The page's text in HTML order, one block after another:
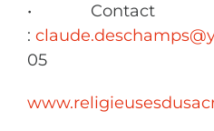
• Contact
:
05